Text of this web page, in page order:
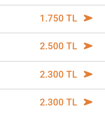
1.750 TL
2.500 TL
2.300 TL
2.300 TL